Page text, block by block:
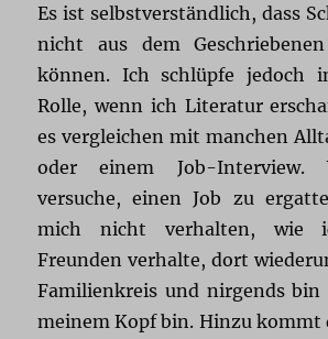
Es ist selbstverständlich, dass
nicht aus dem
können. Ich schlüpfe jedoch
Rolle, wenn ich Literatur
es vergleichen mit manchen
oder einem Job-Interview.
versuche, einen Job zu
mich nicht verhalten, wie
Freunden verhalte, dort
Familienkreis und nirgends
meinem Kopf bin. Hinzu kommt